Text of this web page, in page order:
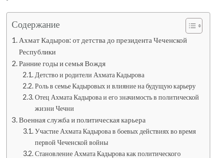
Содержание
Ахмат Кадыров: от детства до президента Чеченской
Республики
Ранние годы и семья Вождя
Детство и родители Ахмата Кадырова
Роль в семье Кадыровых и влияние на будущую карьеру
Отец Ахмата Кадырова и его значимость в политической
жизни Чечни
Военная служба и политическая карьера
Участие Ахмата Кадырова в боевых действиях во время
первой Чеченской войны
Становление Ахмата Кадырова как политического